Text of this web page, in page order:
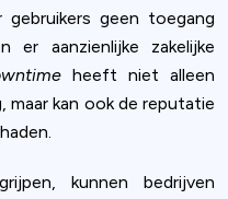
geen toegang
aanzienlijke zakelijke
heeft niet alleen
maar kan ook de reputatie
kunnen bedrijven